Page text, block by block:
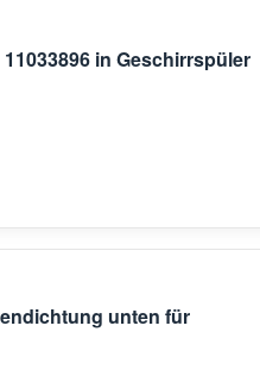
in Geschirrspüler
unten für